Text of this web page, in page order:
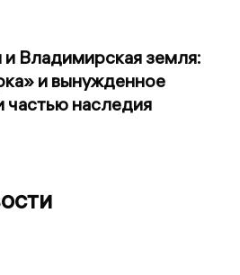
и Владимирская земля:
и вынужденное
частью наследия